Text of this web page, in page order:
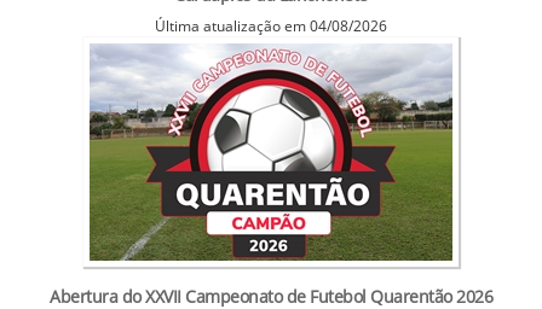
Última atualização em 04/08/2026
Abertura do XXVII Campeonato de Futebol Quarentão 2026